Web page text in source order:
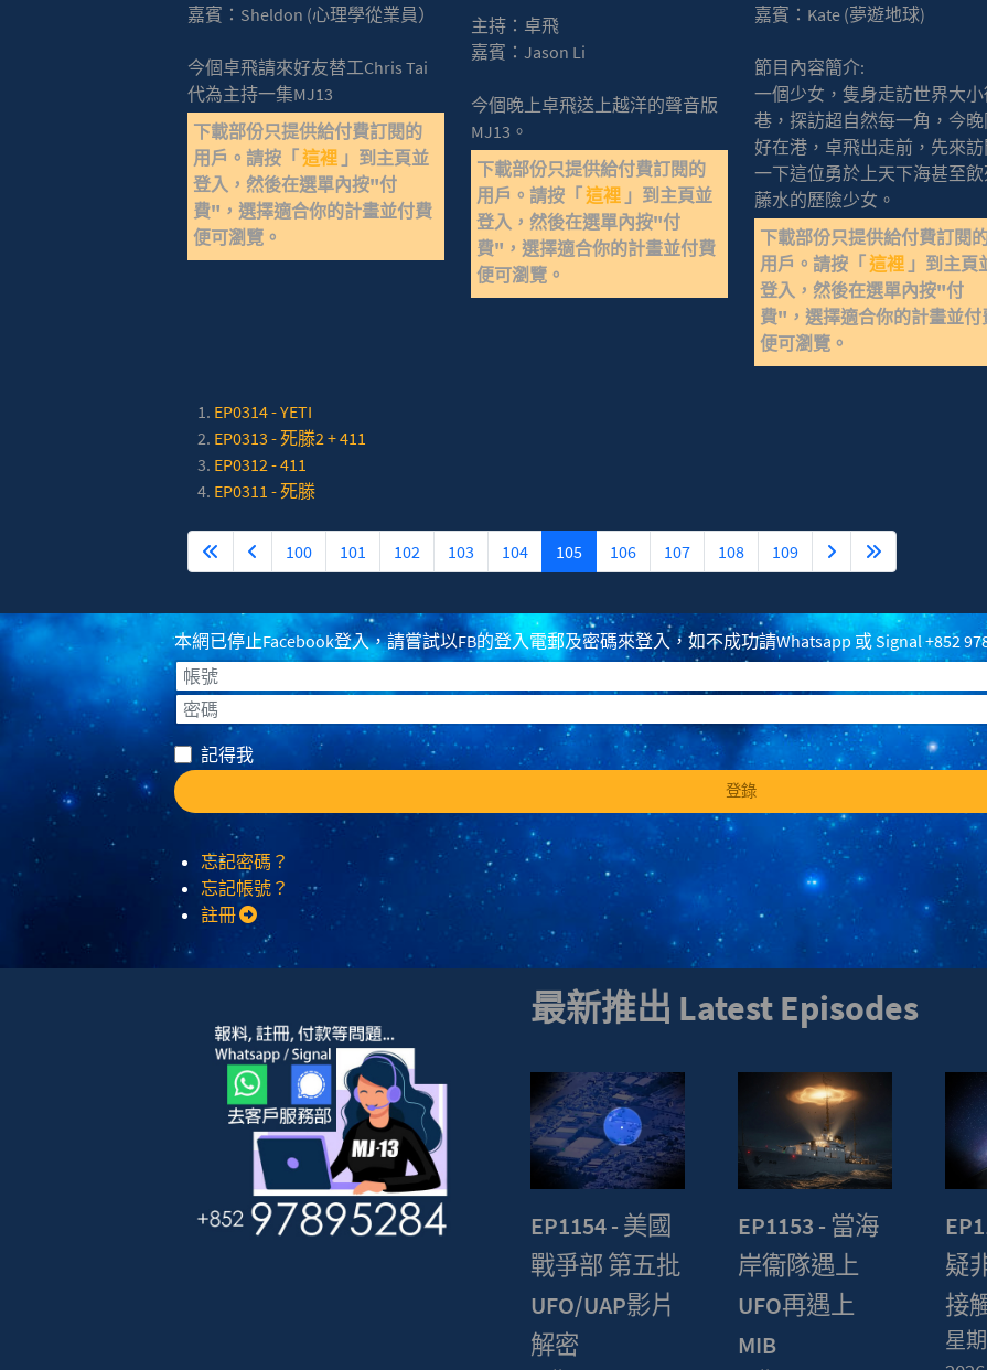
嘉賓：Sheldon (心理學從業員）
今個卓飛請來好友替工Chris Tai
代為主持一集MJ13
下載部份只提供給付費訂閱的
用戶。請按「這裡 」到主頁並
登入，然後在選單內按"付
費"，選擇適合你的計畫並付費
便可瀏覽。
主持：卓飛
嘉賓：Jason Li
今個晚上卓飛送上越洋的聲音版
MJ13。
下載部份只提供給付費訂閱的
用戶。請按「這裡 」到主頁並
登入，然後在選單內按"付
費"，選擇適合你的計畫並付費
便可瀏覽。
嘉賓：Kate (夢遊地球)
節目內容簡介:
一個少女，隻身走訪世界大
巷，探訪超自然每一角，今晚
好在港，卓飛出走前，先來訪
一下這位勇於上天下海甚至
藤水的歷險少女。
下載部份只提供給付費訂閱
用戶。請按「這裡 」到主頁
登入，然後在選單內按"付
費"，選擇適合你的計畫並付
便可瀏覽。
EP0314 - YETI
EP0313 - 死滕2 + 411
EP0312 - 411
EP0311 - 死滕
100 101 102 103 104 105 106 107 108 109
本網已停止Facebook登入，請嘗試以FB的登入電郵及密碼來登入，如不成功請Whatsapp 或 Signal +852
帳號
密碼
記得我
登錄
忘記密碼？
忘記帳號？
註冊
最新推出 Latest Episodes
EP1154 - 美國
戰爭部 第五批
UFO/UAP影片
解密
EP1153 - 當海
岸衞隊遇上
UFO再遇上
MIB
疑
接
星